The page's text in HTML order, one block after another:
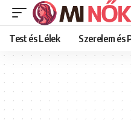
Test és Lélek Szerelem és